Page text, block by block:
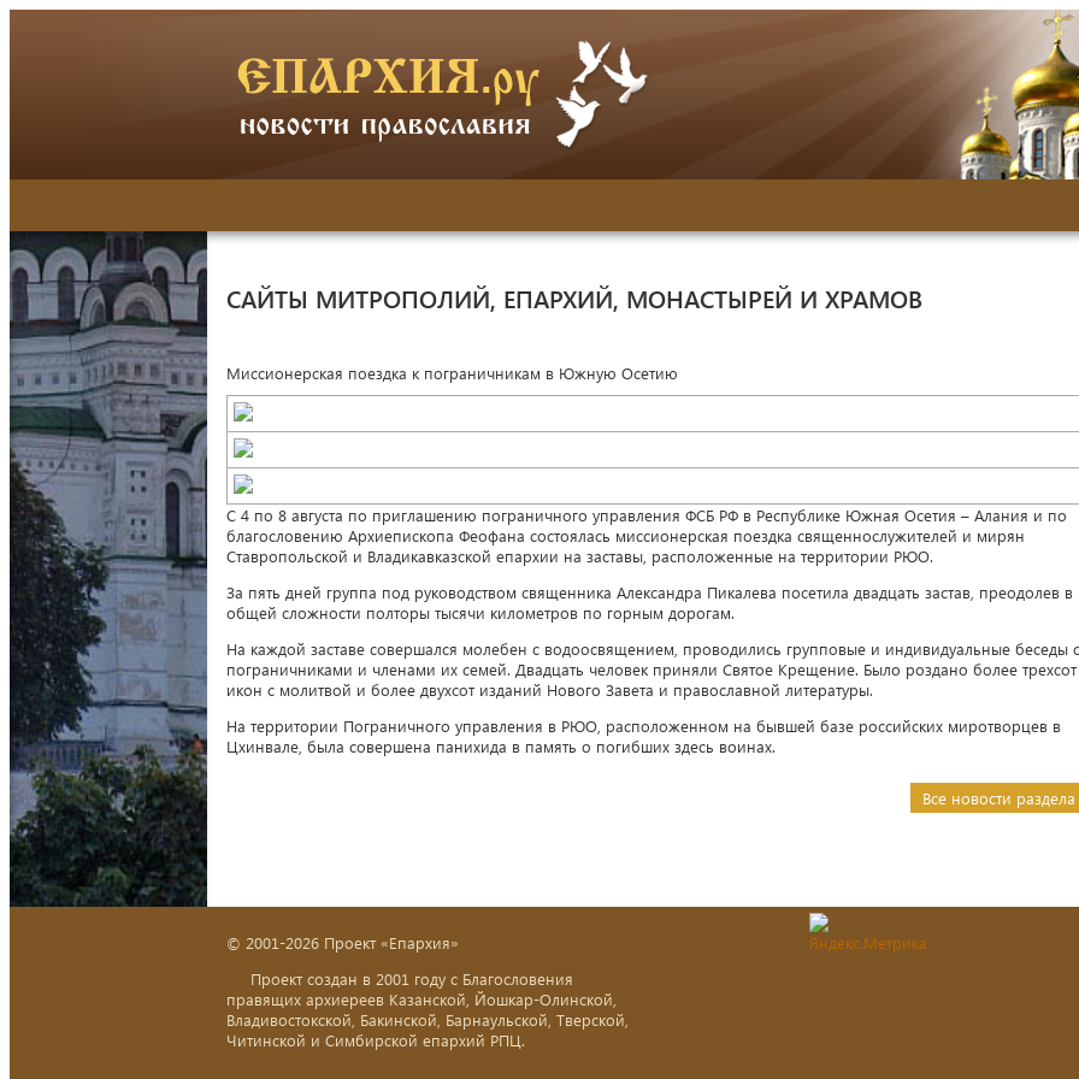
САЙТЫ МИТРОПОЛИЙ, ЕПАРХИЙ, МОНАСТЫРЕЙ И ХРАМОВ
Миссионерская поездка к пограничникам в Южную Осетию
С 4 по 8 августа по приглашению пограничного управления ФСБ РФ в Республике Южная Осетия – Алания и по
благословению Архиепископа Феофана состоялась миссионерская поездка священнослужителей и мирян
Ставропольской и Владикавказской епархии на заставы, расположенные на территории РЮО.
За пять дней группа под руководством священника Александра Пикалева посетила двадцать застав, преодолев в
общей сложности полторы тысячи километров по горным дорогам.
На каждой заставе совершался молебен с водоосвящением, проводились групповые и индивидуальные беседы с
пограничниками и членами их семей. Двадцать человек приняли Святое Крещение. Было роздано более трехсот
икон с молитвой и более двухсот изданий Нового Завета и православной литературы.
На территории Пограничного управления в РЮО, расположенном на бывшей базе российских миротворцев в
Цхинвале, была совершена панихида в память о погибших здесь воинах.
Все новости
© 2001-2026 Проект «Епархия»
Проект создан в 2001 году с Благословения
правящих архиереев Казанской, Йошкар-Олинской,
Владивостокской, Бакинской, Барнаульской, Тверской,
Читинской и Симбирской епархий РПЦ.